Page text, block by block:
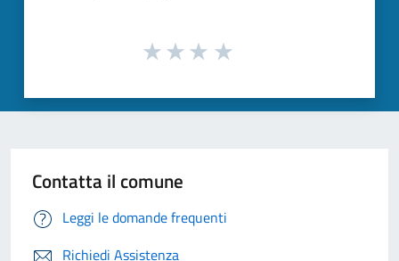
Contatta il comune
Leggi le domande frequenti
Richiedi Assistenza